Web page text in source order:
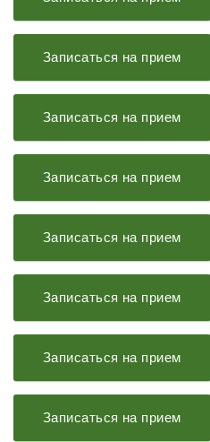
Записаться на прием
Записаться на прием
Записаться на прием
Записаться на прием
Записаться на прием
Записаться на прием
Записаться на прием